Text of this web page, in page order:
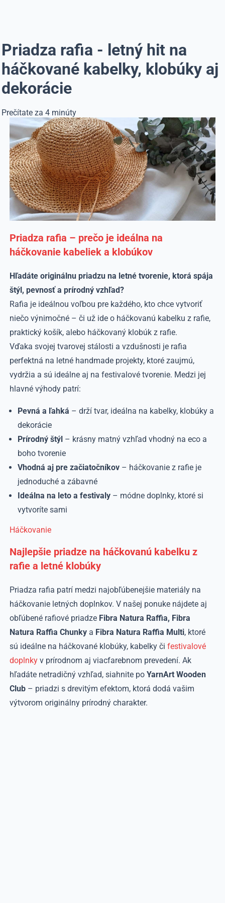
Priadza rafia - letný hit na
háčkované kabelky, klobúky aj
dekorácie
Prečítate za 4 minúty
Priadza rafia – prečo je ideálna na
háčkovanie kabeliek a klobúkov
Hľadáte originálnu priadzu na letné tvorenie, ktorá spája
štýl, pevnosť a prírodný vzhľad?
Rafia je ideálnou voľbou pre každého, kto chce vytvoriť
niečo výnimočné – či už ide o háčkovanú kabelku z rafie,
praktický košík, alebo háčkovaný klobúk z rafie.
Vďaka svojej tvarovej stálosti a vzdušnosti je rafia
perfektná na letné handmade projekty, ktoré zaujmú,
vydržia a sú ideálne aj na festivalové tvorenie. Medzi jej
hlavné výhody patrí:
Pevná a ľahká – drží tvar, ideálna na kabelky, klobúky a
dekorácie
Prírodný štýl – krásny matný vzhľad vhodný na eco a
boho tvorenie
Vhodná aj pre začiatočníkov – háčkovanie z rafie je
jednoduché a zábavné
Ideálna na leto a festivaly – módne doplnky, ktoré si
vytvoríte sami
Háčkovanie
Najlepšie priadze na háčkovanú kabelku z
rafie a letné klobúky
Priadza rafia patrí medzi najobľúbenejšie materiály na
háčkovanie letných doplnkov. V našej ponuke nájdete aj
obľúbené rafiové priadze Fibra Natura Raffia, Fibra
Natura Raffia Chunky a Fibra Natura Raffia Multi, ktoré
sú ideálne na háčkované klobúky, kabelky čifestivalové
doplnky v prírodnom aj viacfarebnom prevedení. Ak
hľadáte netradičný vzhľad, siahnite poYarnArt Wooden
Club – priadzi s drevitým efektom, ktorá dodá vašim
výtvorom originálny prírodný charakter.